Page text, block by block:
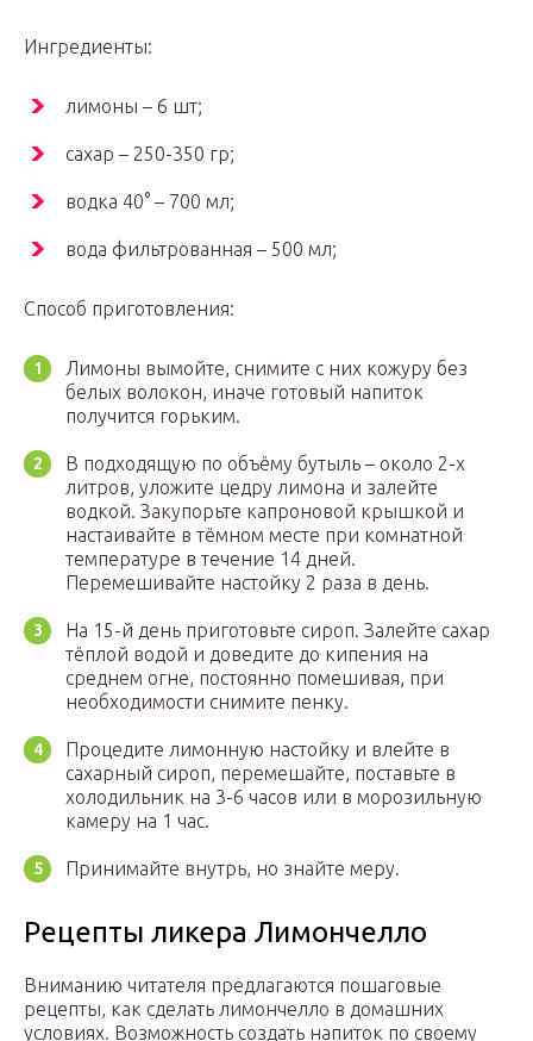
Ингредиенты:
лимоны – 6 шт;
сахар – 250-350 гр;
водка 40° – 700 мл;
вода фильтрованная – 500 мл;
Способ приготовления:
Лимоны вымойте, снимите с них кожуру без
белых волокон, иначе готовый напиток
получится горьким.
В подходящую по объёму бутыль – около 2-х
литров, уложите цедру лимона и залейте
водкой. Закупорьте капроновой крышкой и
настаивайте в тёмном месте при комнатной
температуре в течение 14 дней.
Перемешивайте настойку 2 раза в день.
На 15-й день приготовьте сироп. Залейте сахар
тёплой водой и доведите до кипения на
среднем огне, постоянно помешивая, при
необходимости снимите пенку.
Процедите лимонную настойку и влейте в
сахарный сироп, перемешайте, поставьте в
холодильник на 3-6 часов или в морозильную
камеру на 1 час.
Принимайте внутрь, но знайте меру.
Рецепты ликера Лимончелло
Вниманию читателя предлагаются пошаговые
рецепты, как сделать лимончелло в домашних
условиях. Возможность создать напиток по своему